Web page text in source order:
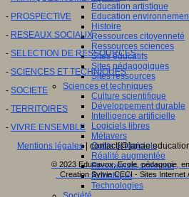
Education artistique
Education
Histoire
Ressources citoyenneté
Ressources sciences
Sites éducatifs
Sites pédagogiques
Sites ressources
Sciences et techniques
Culture scientifique
Développement durable
Intelligence artificielle
Logiciels libres
Métavers
Outils et logiciels
Réalité augmentée
Ressources sciences
Robotique
Technologies
- PROSPECTIVE
- RESEAUX SOCIAUX
- SELECTION DE RESSOURCES
- SCIENCES ET TECHNIQUES
- SOCIETE
- TERRITOIRES
- VIVRE ENSEMBLE
Mentions légales| contact[@]anae.education
© 2023 Educavox, Ecole, pédagogie,
Creation Sylvie CECI - Sites Internet